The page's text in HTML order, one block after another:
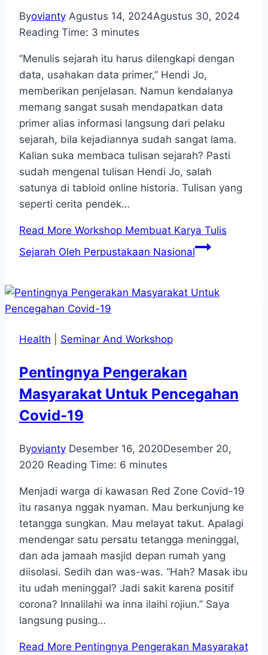
Byovianty Agustus 14, 2024Agustus 30, 2024
Reading Time: 3 minutes
“Menulis sejarah itu harus dilengkapi dengan
data, usahakan data primer,” Hendi Jo,
memberikan penjelasan. Namun kendalanya
memang sangat susah mendapatkan data
primer alias informasi langsung dari pelaku
sejarah, bila kejadiannya sudah sangat lama.
Kalian suka membaca tulisan sejarah? Pasti
sudah mengenal tulisan Hendi Jo, salah
satunya di tabloid online historia. Tulisan yang
seperti cerita pendek…
Read More Workshop Membuat Karya Tulis
Sejarah Oleh Perpustakaan Nasional
Health Seminar And Workshop
Pentingnya Pengerakan
Masyarakat Untuk Pencegahan
Covid-19
Byovianty Desember 16, 2020Desember 20,
2020 Reading Time: 6 minutes
Menjadi warga di kawasan Red Zone Covid-19
itu rasanya nggak nyaman. Mau berkunjung ke
tetangga sungkan. Mau melayat takut. Apalagi
mendengar satu persatu tetangga meninggal,
dan ada jamaah masjid depan rumah yang
diisolasi. Sedih dan was-was. “Hah? Masak ibu
itu udah meninggal? Jadi sakit karena positif
corona? Innalilahi wa inna ilaihi rojiun.” Saya
langsung pusing…
Read More Pentingnya Pengerakan Masyarakat